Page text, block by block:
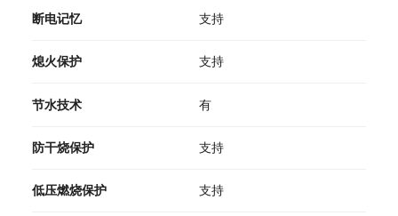
断电记忆 支持
熄火保护 支持
节水技术 有
防干烧保护 支持
低压燃烧保护 支持